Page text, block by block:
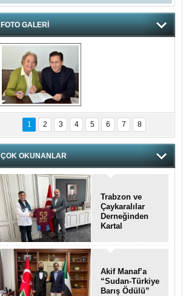
FOTO GALERİ
hnzzzna
1 2 3 4 5 6 7 8
ÇOK OKUNANLAR
Trabzon ve
Çaykaralılar
Derneğinden
Kartal
anlamlı ziyaret
Akif Manaf’a
“Sudan-Türkiye
Barış Ödülü”